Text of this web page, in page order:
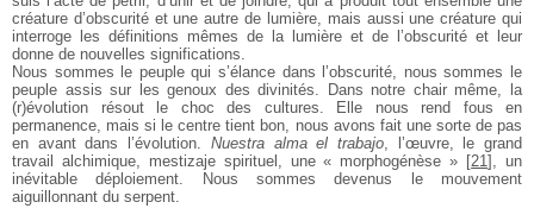
créature d’obscurité et une autre de lumière, mais aussi une créature qui
interroge les définitions mêmes de la lumière et de l’obscurité et leur
donne de nouvelles significations.
Nous sommes le peuple qui s’élance dans l’obscurité, nous sommes le
peuple assis sur les genoux des divinités. Dans notre chair même, la
(r)évolution résout le choc des cultures. Elle nous rend fous en
permanence, mais si le centre tient bon, nous avons fait une sorte de pas
en avant dans l’évolution. Nuestra alma el trabajo, l’œuvre, le grand
travail alchimique, mestizaje spirituel, une « morphogénèse » [21] , un
inévitable déploiement. Nous sommes devenus le mouvement
aiguillonnant du serpent.